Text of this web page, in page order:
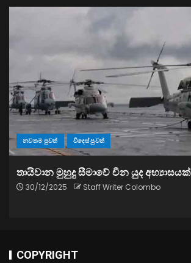
නවතම පුවත් විදෙස් පුවත්
තායිවාන මුහුදු සීමාවේ චීන යුද අභ්‍යාසයක්
30/12/2025 Staff Writer Colombo
COPYRIGHT